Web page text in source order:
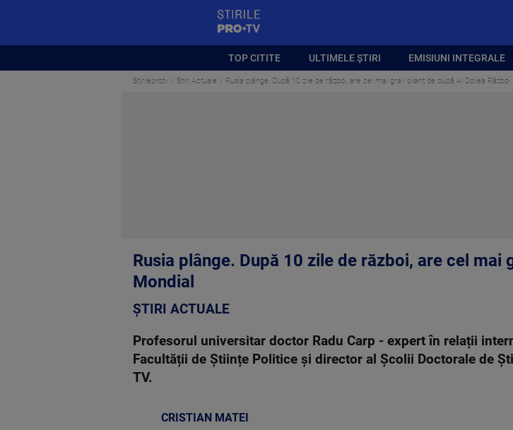
TOP CITITE ULTIMELE ȘTIRI EMISIUNI INTEGRALE
Stirileprotv Știri Actuale Rusia plânge. După 10 zile de război, are cel mai grav bilanț de după Al Doilea Război
Rusia plânge. După 10 zile de război, are cel mai
Mondial
ȘTIRI ACTUALE
Profesorul universitar doctor Radu Carp - expert în relații
Facultății de Științe Politice și director al Școlii Doctorale de
TV.
CRISTIAN MATEI